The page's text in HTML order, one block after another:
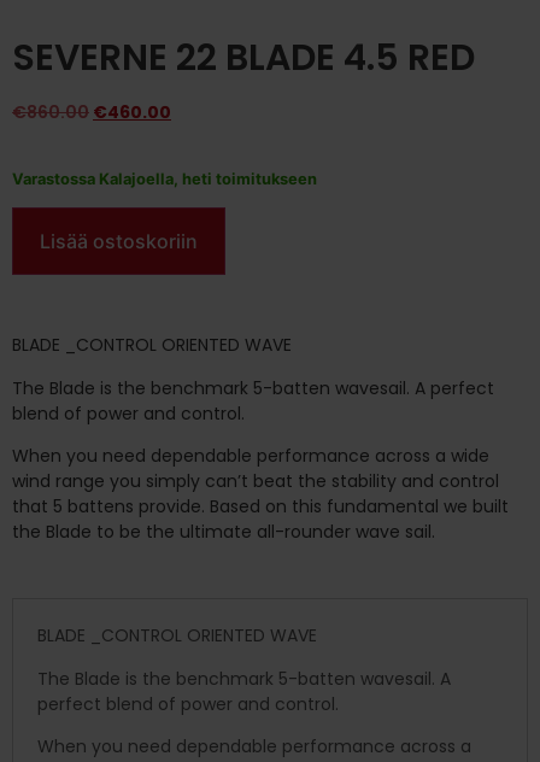
SEVERNE 22 BLADE 4.5 RED
€860.00 €460.00
Varastossa Kalajoella, heti toimitukseen
Lisää ostoskoriin
BLADE _CONTROL ORIENTED WAVE
The Blade is the benchmark 5-batten wavesail. A perfect
blend of power and control.
When you need dependable performance across a wide
wind range you simply can’t beat the stability and control
that 5 battens provide. Based on this fundamental we built
the Blade to be the ultimate all-rounder wave sail.
BLADE _CONTROL ORIENTED WAVE
The Blade is the benchmark 5-batten wavesail. A
perfect blend of power and control.
When you need dependable performance across a